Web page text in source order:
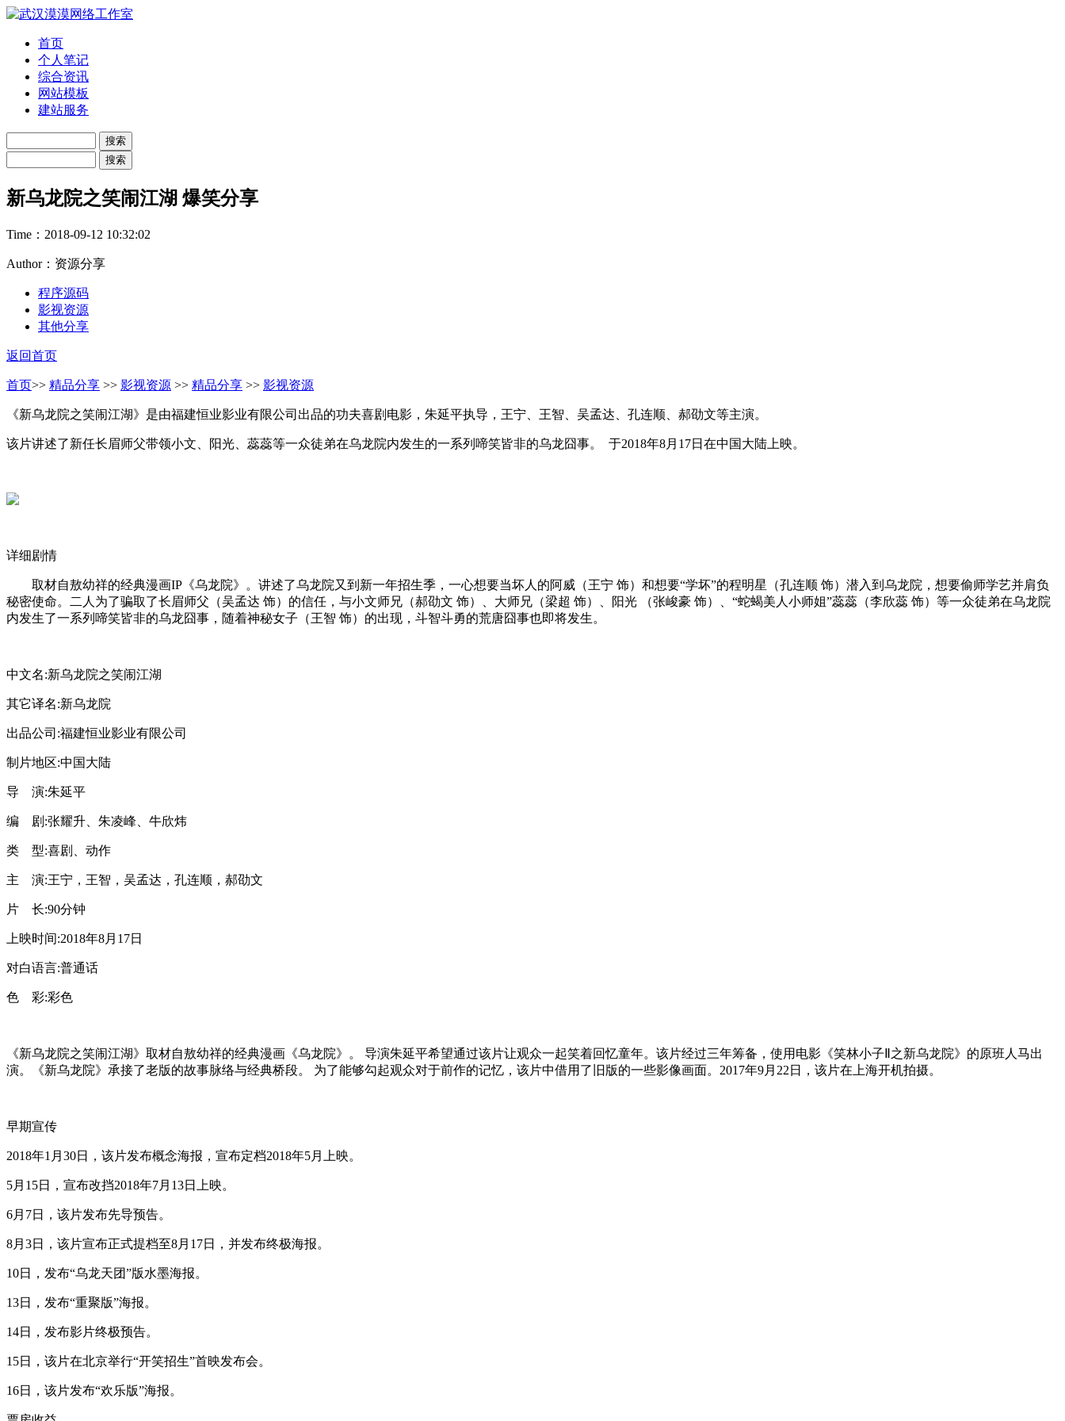
首页
个人笔记
综合资讯
网站模板
建站服务
新乌龙院之笑闹江湖 爆笑分享
Time： 2018-09-12 10:32:02
Author：资源分享
程序源码
影视资源
其他分享
返回首页
首页>> 精品分享 >> 影视资源 >> 精品分享 >> 影视资源
《新乌龙院之笑闹江湖》是由福建恒业影业有限公司出品的功夫喜剧电影，朱延平执导，王宁、王智、吴孟达、孔连顺、郝劭文等主演。
该片讲述了新任长眉师父带领小文、阳光、蕊蕊等一众徒弟在乌龙院内发生的一系列啼笑皆非的乌龙囧事。 于2018年8月17日在中国大陆上映。
详细剧情
取材自敖幼祥的经典漫画IP《乌龙院》。讲述了乌龙院又到新一年招生季，一心想要当坏人的阿威（王宁 饰）和想要“学坏”的程明星（孔连顺 饰）潜入到乌龙院，想要偷师学艺并肩负
秘密使命。二人为了骗取了长眉师父（吴孟达 饰）的信任，与小文师兄（郝劭文 饰）、大师兄（梁超 饰）、阳光 （张峻豪 饰）、“蛇蝎美人小师姐”蕊蕊（李欣蕊 饰）等一众徒弟在乌龙院
内发生了一系列啼笑皆非的乌龙囧事，随着神秘女子（王智 饰）的出现，斗智斗勇的荒唐囧事也即将发生。
中文名:新乌龙院之笑闹江湖
其它译名:新乌龙院
出品公司:福建恒业影业有限公司
制片地区:中国大陆
导 演:朱延平
编 剧:张耀升、朱凌峰、牛欣炜
类 型:喜剧、动作
主 演:王宁，王智，吴孟达，孔连顺，郝劭文
片 长:90分钟
上映时间:2018年8月17日
对白语言:普通话
色 彩:彩色
《新乌龙院之笑闹江湖》取材自敖幼祥的经典漫画《乌龙院》。 导演朱延平希望通过该片让观众一起笑着回忆童年。该片经过三年筹备，使用电影《笑林小子Ⅱ之新乌龙院》的原班人马出
演。《新乌龙院》承接了老版的故事脉络与经典桥段。 为了能够勾起观众对于前作的记忆，该片中借用了旧版的一些影像画面。2017年9月22日，该片在上海开机拍摄。
早期宣传
2018年1月30日，该片发布概念海报，宣布定档2018年5月上映。
5月15日，宣布改挡2018年7月13日上映。
6月7日，该片发布先导预告。
8月3日，该片宣布正式提档至8月17日，并发布终极海报。
10日，发布“乌龙天团”版水墨海报。
13日，发布“重聚版”海报。
14日，发布影片终极预告。
15日，该片在北京举行“开笑招生”首映发布会。
16日，该片发布“欢乐版”海报。